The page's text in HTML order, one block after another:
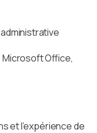
Office,
et l’expérience de